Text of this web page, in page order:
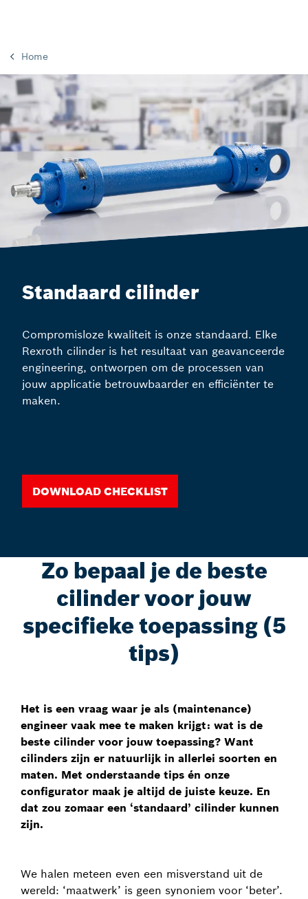
Home
Standaard cilinder
Compromisloze kwaliteit is onze standaard. Elke
Rexroth cilinder is het resultaat van geavanceerde
engineering, ontworpen om de processen van
jouw applicatie betrouwbaarder en efficiënter te
maken.
Download checklist
Zo bepaal je de beste
cilinder voor jouw
specifieke toepassing (5
tips)
Het is een vraag waar je als (maintenance)
engineer vaak mee te maken krijgt: wat is de
beste cilinder voor jouw toepassing? Want
cilinders zijn er natuurlijk in allerlei soorten en
maten. Met onderstaande tips én onze
configurator maak je altijd de juiste keuze. En
dat zou zomaar een ‘standaard’ cilinder kunnen
zijn.
We halen meteen even een misverstand uit de
wereld: ‘maatwerk’ is geen synoniem voor ‘beter’.